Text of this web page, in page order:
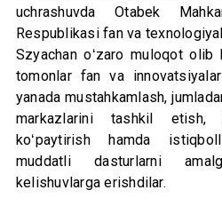
uchrashuvda Otabek
Respublikasi fan va
Szyachan oʻzaro muloqot olib
tomonlar fan va
yanada mustahkamlash,
markazlarini tashkil
koʻpaytirish hamda
muddatli dasturlarni
kelishuvlarga erishdilar.